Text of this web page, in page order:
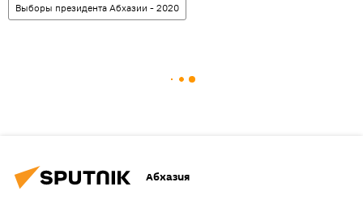
Выборы президента Абхазии - 2020
Абхазия